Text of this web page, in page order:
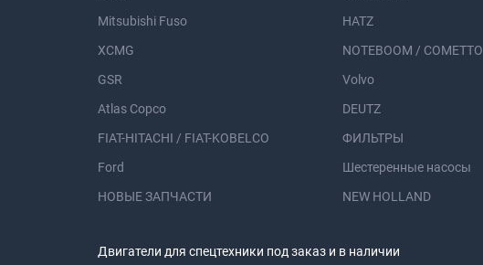
Mitsubishi Fuso
HATZ
XCMG
NOTEBOOM / COMETTO
GSR
Volvo
Atlas Copco
DEUTZ
FIAT-HITACHI / FIAT-KOBELCO
ФИЛЬТРЫ
Ford
Шестеренные насосы
НОВЫЕ ЗАПЧАСТИ
NEW HOLLAND
Двигатели для спецтехники под заказ и в наличии